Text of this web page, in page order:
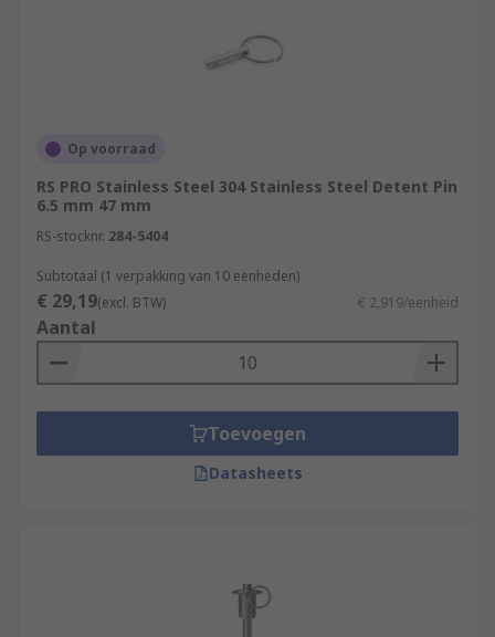
Op voorraad
RS PRO Stainless Steel 304 Stainless Steel Detent Pin
6.5 mm 47 mm
RS-stocknr. 284-5404
Subtotaal (1 verpakking van 10 eenheden)
€ 29,19(excl. BTW) € 2,919/eenheid
Aantal
Toevoegen
Datasheets